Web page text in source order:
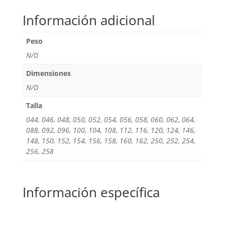
Información adicional
Peso
N/D
Dimensiones
N/D
Talla
044, 046, 048, 050, 052, 054, 056, 058, 060, 062, 064,
088, 092, 096, 100, 104, 108, 112, 116, 120, 124, 146,
148, 150, 152, 154, 156, 158, 160, 162, 250, 252, 254,
256, 258
Información específica